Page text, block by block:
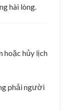
hài lòng.
hoặc hủy lịch
phải người